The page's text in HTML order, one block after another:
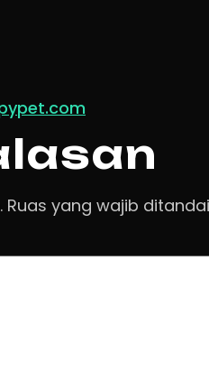
Ruas yang wajib ditandai